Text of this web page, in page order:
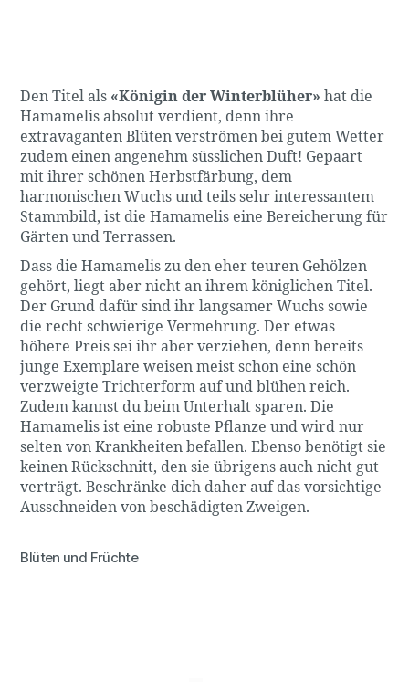
Den Titel als «Königin der Winterblüher» hat die
Hamamelis absolut verdient, denn ihre
extravaganten Blüten verströmen bei gutem Wetter
zudem einen angenehm süsslichen Duft! Gepaart
mit ihrer schönen Herbstfärbung, dem
harmonischen Wuchs und teils sehr interessantem
Stammbild, ist die Hamamelis eine Bereicherung für
Gärten und Terrassen.
Dass die Hamamelis zu den eher teuren Gehölzen
gehört, liegt aber nicht an ihrem königlichen Titel.
Der Grund dafür sind ihr langsamer Wuchs sowie
die recht schwierige Vermehrung. Der etwas
höhere Preis sei ihr aber verziehen, denn bereits
junge Exemplare weisen meist schon eine schön
verzweigte Trichterform auf und blühen reich.
Zudem kannst du beim Unterhalt sparen. Die
Hamamelis ist eine robuste Pflanze und wird nur
selten von Krankheiten befallen. Ebenso benötigt sie
keinen Rückschnitt, den sie übrigens auch nicht gut
verträgt. Beschränke dich daher auf das vorsichtige
Ausschneiden von beschädigten Zweigen.
Blüten und Früchte